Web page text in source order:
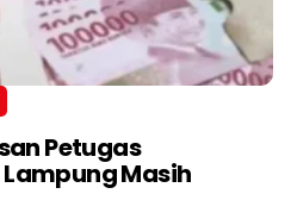
Petugas
Masih